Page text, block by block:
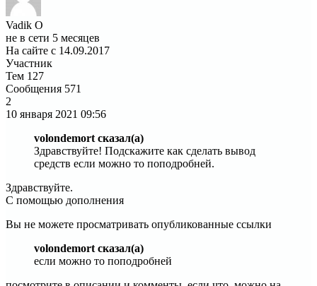
Vadik O
не в сети 5 месяцев
На сайте с 14.09.2017
Участник
Тем 127
Сообщения 571
2
10 января 2021 09:56
volondemort сказал(а)
Здравствуйте! Подскажите как сделать вывод
средств если можно то поподробней.
Здравствуйте.
С помощью дополнения
Вы не можете просматривать опубликованные ссылки
volondemort сказал(а)
если можно то поподробней